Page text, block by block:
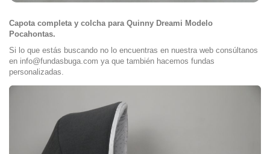
Capota completa y colcha para Quinny Dreami Modelo
Pocahontas.
Si lo que estás buscando no lo encuentras en nuestra web consúltanos
en info@fundasbuga.com ya que también hacemos fundas
personalizadas.